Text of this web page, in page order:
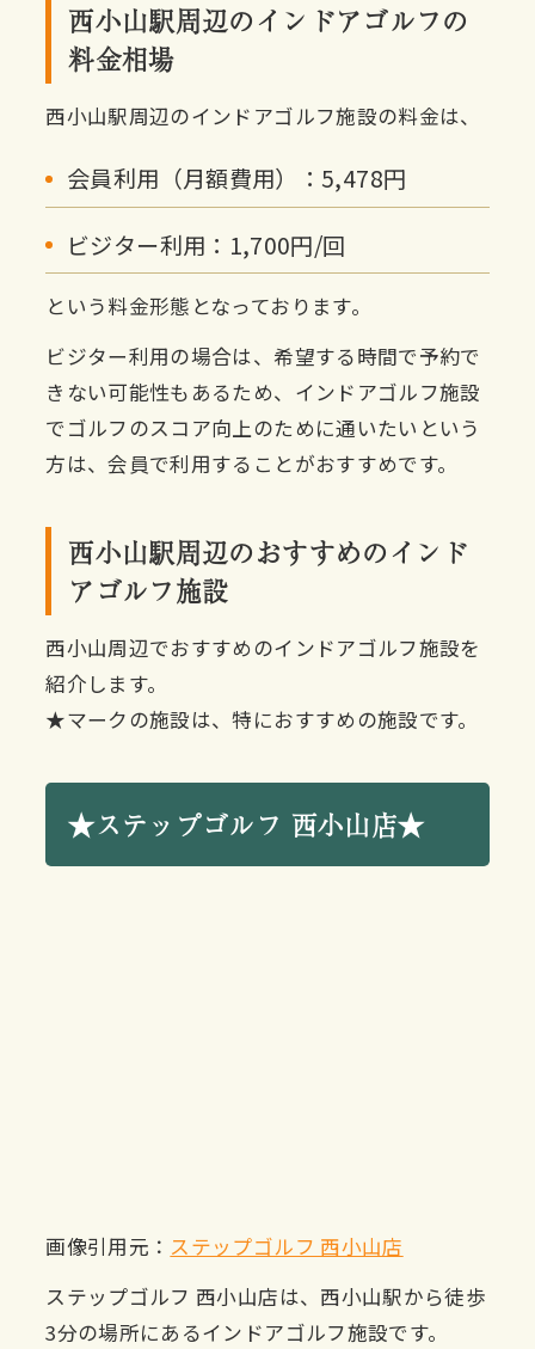
西小山駅周辺のインドアゴルフの
料金相場
西小山駅周辺のインドアゴルフ施設の料金は、
会員利用（月額費用）：5,478円
ビジター利用：1,700円/回
という料金形態となっております。
ビジター利用の場合は、希望する時間で予約で
きない可能性もあるため、インドアゴルフ施設
でゴルフのスコア向上のために通いたいという
方は、会員で利用することがおすすめです。
西小山駅周辺のおすすめのインド
アゴルフ施設
西小山周辺でおすすめのインドアゴルフ施設を
紹介します。
★マークの施設は、特におすすめの施設です。
★ステップゴルフ 西小山店★
画像引用元： ステップゴルフ 西小山店
ステップゴルフ 西小山店は、西小山駅から徒歩
3分の場所にあるインドアゴルフ施設です。